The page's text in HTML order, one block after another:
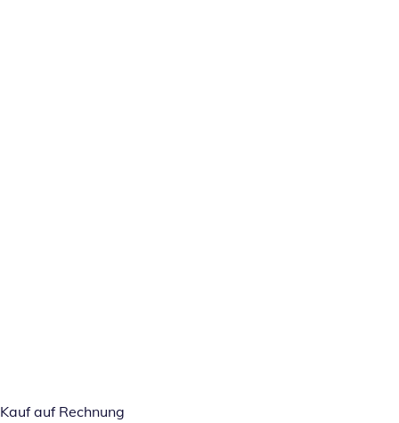
Kauf auf Rechnung